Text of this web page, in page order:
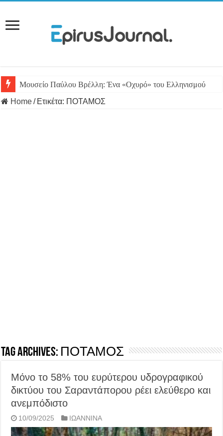
Μουσείο Παύλου Βρέλλη: Ένα «Οχυρό» του Ελληνισμού
Home/ Ετικέτα: ΠΟΤΑΜΟΣ
Tag Archives: ΠΟΤΑΜΟΣ
Mόνο το 58% του ευρύτερου υδρογραφικού
δικτύου του Σαραντάπορου ρέει ελεύθερο και
ανεμπόδιστο
10/09/2025 ΙΩΑΝΝΙΝΑ